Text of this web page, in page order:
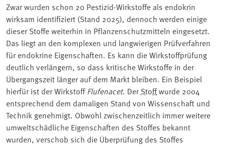
Zwar wurden schon 20 Pestizid-Wirkstoffe als endokrin
wirksam identifiziert (Stand 2025), dennoch werden einige
dieser Stoffe weiterhin in Pflanzenschutzmitteln eingesetzt.
Das liegt an den komplexen und langwierigen Prüfverfahren
für endokrine Eigenschaften. Es kann die Wirkstoffprüfung
deutlich verlängern, so dass kritische Wirkstoffe in der
Übergangszeit länger auf dem Markt bleiben. Ein Beispiel
hierfür ist der Wirkstoff Flufenacet. DerStoffwurde 2004
entsprechend dem damaligen Stand von Wissenschaft und
Technik genehmigt. Obwohl zwischenzeitlich immer weitere
umweltschädliche Eigenschaften des Stoffes bekannt
wurden, verschob sich die Überprüfung des Stoffes